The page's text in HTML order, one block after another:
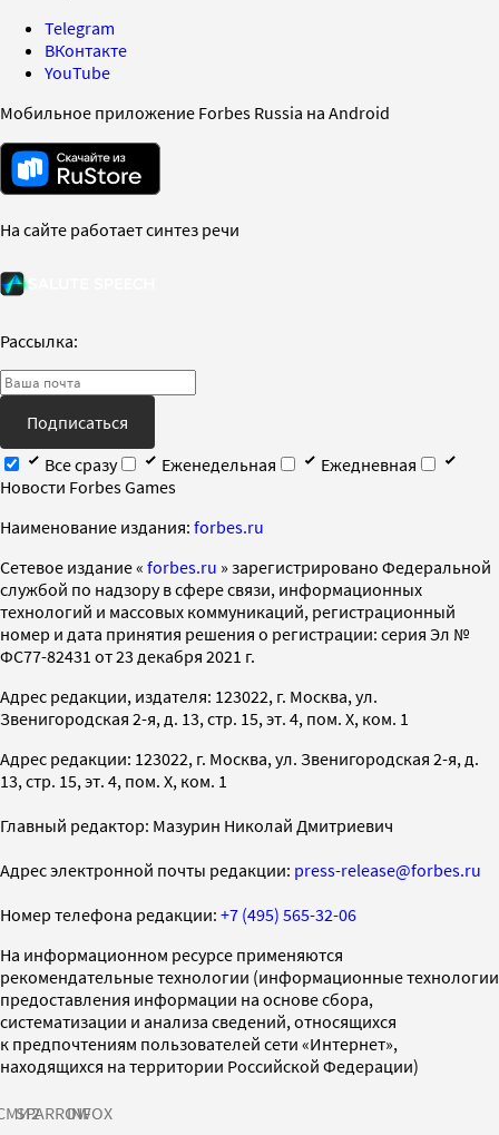
Telegram
ВКонтакте
YouTube
Мобильное приложение Forbes Russia на Android
На сайте работает синтез речи
Рассылка:
Подписаться
Все сразу
Еженедельная
Ежедневная
Новости Forbes Games
Наименование издания: forbes.ru
Cетевое издание « forbes.ru » зарегистрировано Федеральной
службой по надзору в сфере связи, информационных
технологий и массовых коммуникаций, регистрационный
номер и дата принятия решения о регистрации: серия Эл №
ФС77-82431 от 23 декабря 2021 г.
Адрес редакции, издателя: 123022, г. Москва, ул.
Звенигородская 2-я, д. 13, стр. 15, эт. 4, пом. X, ком. 1
Адрес редакции: 123022, г. Москва, ул. Звенигородская 2-я, д.
13, стр. 15, эт. 4, пом. X, ком. 1
Главный редактор: Мазурин Николай Дмитриевич
Адрес электронной почты редакции: press-release@forbes.ru
Номер телефона редакции: +7 (495) 565-32-06
На информационном ресурсе применяются
рекомендательные технологии (информационные технологии
предоставления информации на основе сбора,
систематизации и анализа сведений, относящихся
к предпочтениям пользователей сети «Интернет»,
находящихся на территории Российской Федерации)
SPARROWINFOX